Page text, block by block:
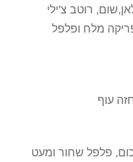
רוטב צ'ילי
מלח ופלפל
עוף
פלפל שחור ומעט